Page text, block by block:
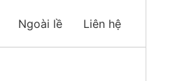
Ngoài lề Liên hệ